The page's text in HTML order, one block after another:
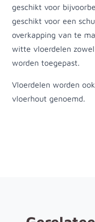
geschikt voor
geschikt voor een
overkapping van te
witte vloerdelen
worden toegepast.
Vloerdelen worden
vloerhout genoemd.